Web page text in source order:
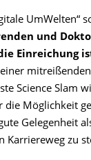
UmWelten“
und
Einreichung
Science Slam
die Möglichkeit
Gelegenheit
Karriereweg zu